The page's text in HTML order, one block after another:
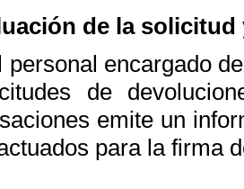
de la
personal encargado
de
emite un
para la firma